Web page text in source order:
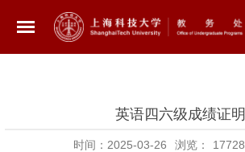
英语四六级成绩证明
时间：2025-03-26 浏览： 17728